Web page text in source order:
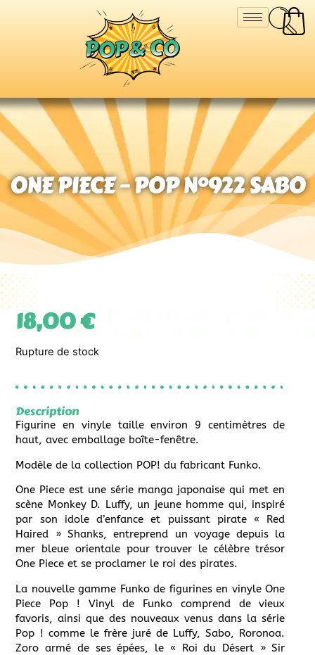
ONE PIECE – POP N°922 SABO
18,00€
Rupture de stock
Description
Figurine en vinyle taille environ 9 centimètres de
haut, avec emballage boîte-fenêtre.
Modèle de la collection POP! du fabricant Funko.
One Piece est une série manga japonaise qui met en
scène Monkey D. Luffy, un jeune homme qui, inspiré
par son idole d’enfance et puissant pirate « Red
Haired » Shanks, entreprend un voyage depuis la
mer bleue orientale pour trouver le célèbre trésor
One Piece et se proclamer le roi des pirates.
La nouvelle gamme Funko de figurines en vinyle One
Piece Pop ! Vinyl de Funko comprend de vieux
favoris, ainsi que des nouveaux venus dans la série
Pop ! comme le frère juré de Luffy, Sabo, Roronoa.
Zoro armé de ses épées, le « Roi du Désert » Sir